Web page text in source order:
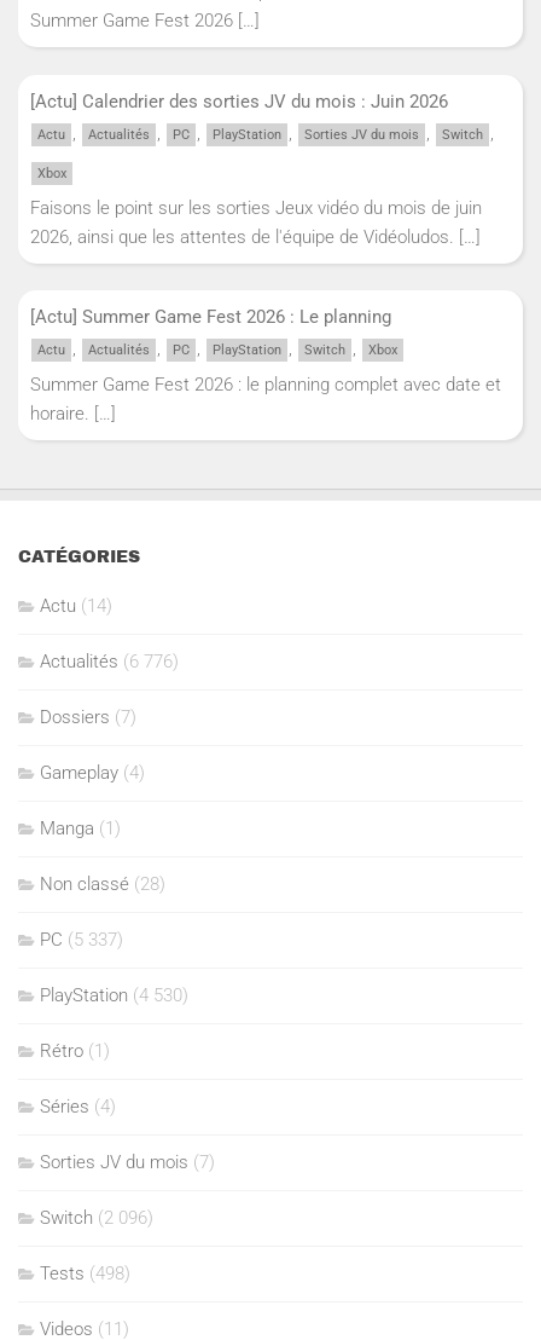
Summer Game Fest 2026 […]
[Actu] Calendrier des sorties JV du mois : Juin 2026
Actu , Actualités , PC , PlayStation , Sorties JV du mois , Switch ,
Xbox
Faisons le point sur les sorties Jeux vidéo du mois de juin
2026, ainsi que les attentes de l'équipe de Vidéoludos. […]
[Actu] Summer Game Fest 2026 : Le planning
Actu , Actualités , PC , PlayStation , Switch , Xbox
Summer Game Fest 2026 : le planning complet avec date et
horaire. […]
CATÉGORIES
Actu (14)
Actualités (6 776)
Dossiers (7)
Gameplay (4)
Manga (1)
Non classé (28)
PC (5 337)
PlayStation (4 530)
Rétro (1)
Séries (4)
Sorties JV du mois (7)
Switch (2 096)
Tests (498)
Videos (11)